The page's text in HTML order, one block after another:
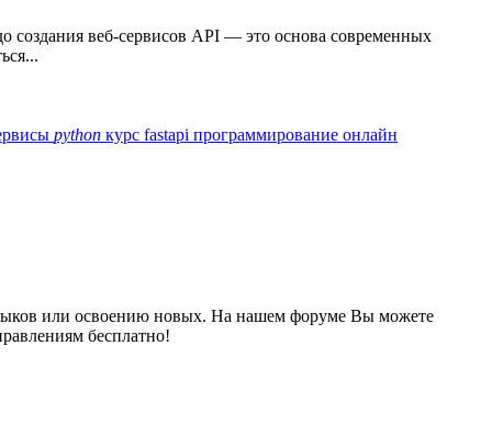
веб-сервисов API — это основа современных
python курс fastapi программирование онлайн
или освоению новых. На нашем форуме Вы можете
бесплатно!